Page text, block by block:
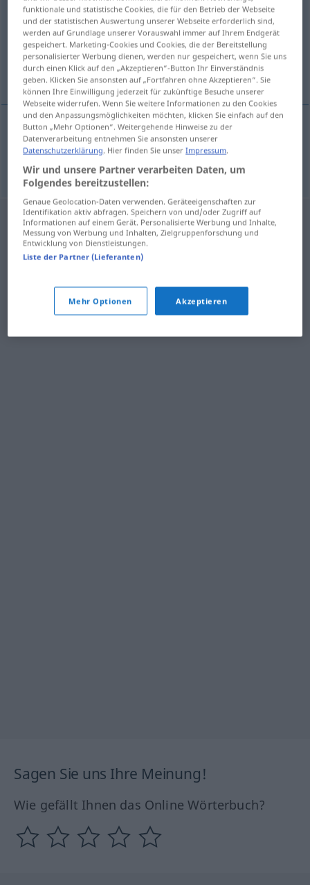
Übersicht aller Übersetzungen
(Für mehr Details die Übersetzung anklicken/antippen)
Boykott
Boykottm bojkot
Sagen Sie uns Ihre Meinung!
Wie gefällt Ihnen das Online Wörterbuch?
funktionale und statistische Cookies, die für den Betrieb der Webseite
und der statistischen Auswertung unserer Webseite erforderlich sind,
werden auf Grundlage unserer Vorauswahl immer auf Ihrem Endgerät
gespeichert. Marketing-Cookies und Cookies, die der Bereitstellung
personalisierter Werbung dienen, werden nur gespeichert, wenn Sie uns
durch einen Klick auf den „Akzeptieren“-Button Ihr Einverständnis
geben. Klicken Sie ansonsten auf „Fortfahren ohne Akzeptieren“. Sie
können Ihre Einwilligung jederzeit für zukünftige Besuche unserer
Webseite widerrufen. Wenn Sie weitere Informationen zu den Cookies
und den Anpassungsmöglichkeiten möchten, klicken Sie einfach auf den
Button „Mehr Optionen“. Weitergehende Hinweise zu der
Datenverarbeitung entnehmen Sie ansonsten unserer
Datenschutzerklärung . Hier finden Sie unserImpressum
Wir und unsere Partner verarbeiten Daten, um
Folgendes bereitzustellen:
Genaue Geolocation-Daten verwenden. Geräteeigenschaften zur
Identifikation aktiv abfragen. Speichern von und/oder Zugriff auf
Informationen auf einem Gerät. Personalisierte Werbung und Inhalte,
Messung von Werbung und Inhalten, Zielgruppenforschung und
Entwicklung von Dienstleistungen.
Liste der Partner (Lieferanten)
Mehr Optionen Akzeptieren